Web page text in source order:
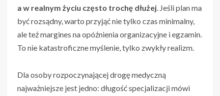
a w realnym życiu często trochę dłużej. Jeśli plan ma
być rozsądny, warto przyjąć nie tylko czas minimalny,
ale też margines na opóźnienia organizacyjne i egzamin.
To nie katastroficzne myślenie, tylko zwykły realizm.
Dla osoby rozpoczynającej drogę medyczną
najważniejsze jest jedno: długość specjalizacji mówi